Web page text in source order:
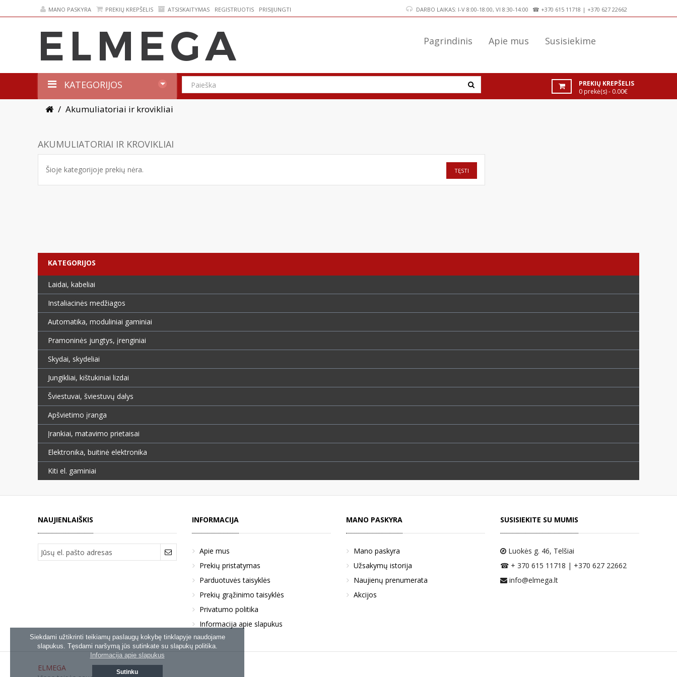
Siekdami užtikrinti teikiamų paslaugų kokybę tinklapyje naudojame
slapukus. Tęsdami naršymą jūs sutinkate su slapukų politika.
Informacija apie slapukus
Sutinku
MANO PASKYRA PREKIŲ KREPŠELIS ATSISKAITYMAS REGISTRUOTIS PRISIJUNGTI DARBO LAIKAS: I-V 8:00-18:00, VI 8:30-14:00 ☎ +370 615 11718 | +370 627 22662
Pagrindinis Apie mus Susisiekime
KATEGORIJOS
PREKIŲ KREPŠELIS
0 prekė(s) - 0.00€
Akumuliatoriai ir krovikliai
AKUMULIATORIAI IR KROVIKLIAI
Šioje kategorijoje prekių nėra. TĘSTI
KATEGORIJOS
Laidai, kabeliai
Instaliacinės medžiagos
Automatika, moduliniai gaminiai
Pramoninės jungtys, įrenginiai
Skydai, skydeliai
Jungikliai, kištukiniai lizdai
Šviestuvai, šviestuvų dalys
Apšvietimo įranga
Įrankiai, matavimo prietaisai
Elektronika, buitinė elektronika
Kiti el. gaminiai
NAUJIENLAIŠKIS INFORMACIJA
Apie mus
Prekių pristatymas
Parduotuvės taisyklės
Prekių grąžinimo taisyklės
Privatumo politika
Informacija apie slapukus
MANO PASKYRA
Mano paskyra
Užsakymų istorija
Naujienų prenumerata
Akcijos
SUSISIEKITE SU MUMIS
Luokės g. 46, Telšiai
☎ + 370 615 11718 | +370 627 22662
info@elmega.lt
ELMEGA